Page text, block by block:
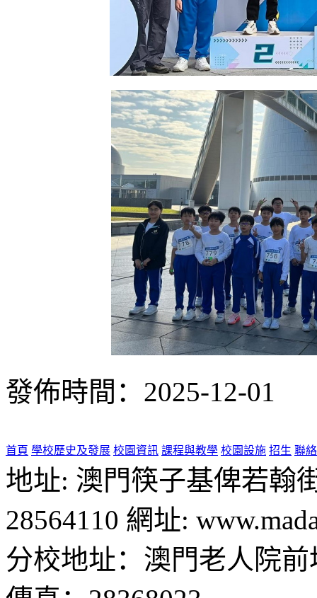
發佈時間：2025-12-01
首頁 學校歷史及發展 校園資訊 課程與教學 校園設施 招生 聯
地址: 澳門筷子基俾若翰
28564110 網址:
分校地址：澳門老人院